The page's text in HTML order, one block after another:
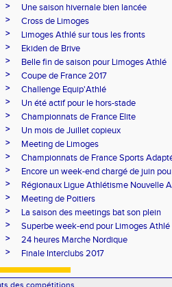
>
Une saison hivernale bien lancée
>
Cross de Limoges
>
Limoges Athlé sur tous les fronts
>
Ekiden de Brive
>
Belle fin de saison pour Limoges Athlé
>
Coupe de France 2017
>
Challenge Equip'Athlé
>
Un été actif pour le hors-stade
>
Championnats de France Elite
>
Un mois de Juillet copieux
>
Meeting de Limoges
>
Championnats de France Sports
>
Encore un week-end chargé de juin
>
Régionaux Ligue Athlétisme Nouvelle
>
Meeting de Poitiers
>
La saison des meetings bat son plein
>
Superbe week-end pour Limoges Athlé
>
24 heures Marche Nordique
> Finale Interclubs 2017